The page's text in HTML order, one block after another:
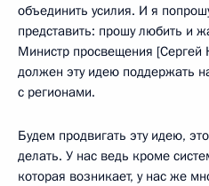
объединить усилия. И я
представить: прошу любить и
Министр просвещения [Сергей
должен эту идею поддержать
с регионами.
Будем продвигать эту идею,
делать. У нас ведь кроме
которая возникает, у нас же